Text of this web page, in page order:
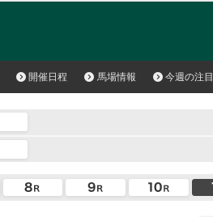
開催日程 馬場情報 今週の注